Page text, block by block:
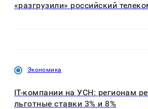
«разгрузили» российский
Экономика
IT-компании на УСН: регионам
льготные ставки 3% и 8%